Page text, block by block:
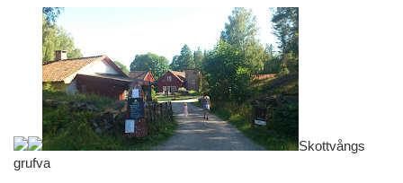
Skottvångs
grufva